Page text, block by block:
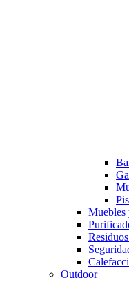
Muebles
Outdoor